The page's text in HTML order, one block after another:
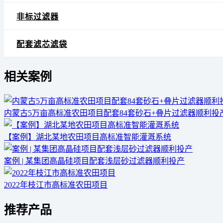
非标过滤器
配套滤芯滤袋
相关案例
内蒙古5万亩高标准农田项目配套84套砂石+叠片过滤器顺利投
【案例】湖北某地农田项目高标准智能灌溉系统
案例 | 某集团高晶硅项目配套浅层砂过滤器顺利投产
2022年枝江市高标准农田项目
推荐产品